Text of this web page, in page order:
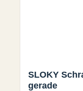
SLOKY
gerade